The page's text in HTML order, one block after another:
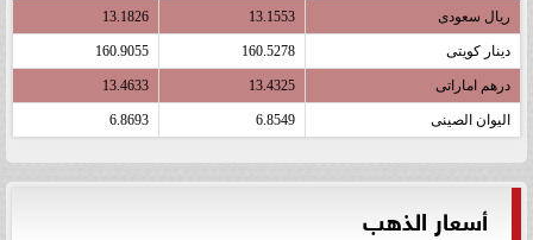
ريال سعودى 13.1553
13.1826
دينار كويتى 160.5278
160.9055
درهم اماراتى 13.4325
13.4633
اليوان الصينى 6.8549
6.8693
أسعار الذهب